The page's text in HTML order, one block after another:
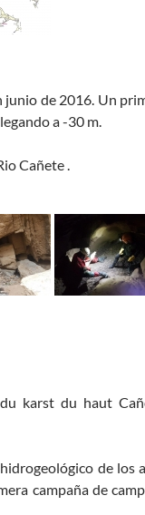
junio de 2016. Un
a -30 m.
Cañete .
karst du haut
de
campaña de